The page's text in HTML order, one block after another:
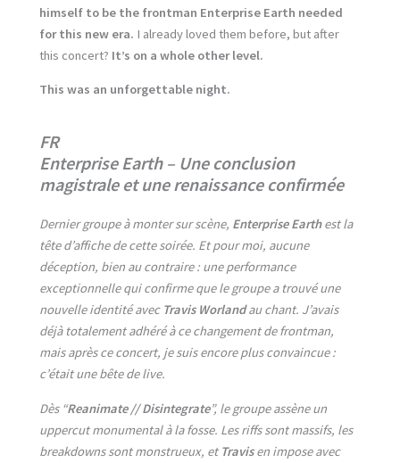
himself to be the frontman Enterprise Earth needed
for this new era. I already loved them before, but after
this concert? It’s on a whole other level.
This was an unforgettable night.
FR
Enterprise Earth – Une conclusion
magistrale et une renaissance confirmée
Dernier groupe à monter sur scène, Enterprise Earthest la
tête d’affiche de cette soirée. Et pour moi, aucune
déception, bien au contraire : une performance
exceptionnelle qui confirme que le groupe a trouvé une
nouvelle identité avec Travis Worlandau chant. J’avais
déjà totalement adhéré à ce changement de frontman,
mais après ce concert, je suis encore plus convaincue :
c’était une bête de live.
Dès “Reanimate // Disintegrate”, le groupe assène un
uppercut monumental à la fosse. Les riffs sont massifs, les
breakdowns sont monstrueux, et Travisen impose avec